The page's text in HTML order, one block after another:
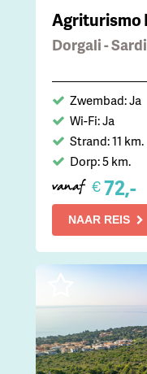
Agriturismo
Dorgali -
Zwembad: Ja
Wi-Fi: Ja
Strand: 11 km.
Dorp: 5 km.
vanaf €72,-
NAAR REIS